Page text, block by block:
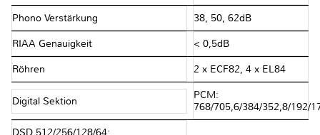
Phono Verstärkung 38, 50, 62dB
RIAA Genauigkeit < 0,5dB
Röhren 2 x ECF82, 4 x EL84
Digital Sektion
PCM:
768/705,6/384/352,8/192/